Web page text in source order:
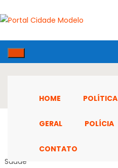
HOME POLÍTICA
GERAL POLÍCIA
CONTATO
Saúde